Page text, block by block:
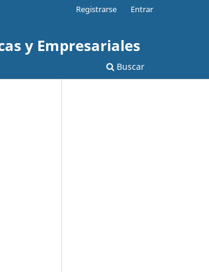
y Empresariales
Buscar
Registrarse Entrar